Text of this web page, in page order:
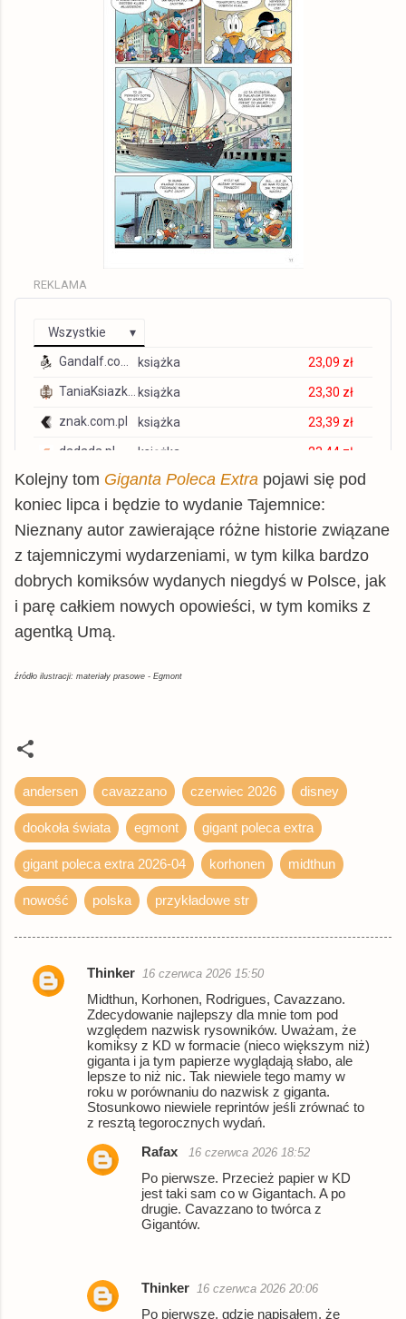
REKLAMA
Wszystkie
Gandalf.com.pl
książka
23,09 zł
TaniaKsiazka.pl
książka
23,30 zł
znak.com.pl
książka
23,39 zł
dadada.pl
książka
23,44 zł
Matras.pl
książka
23,90 zł
Allegro
książka
23,99 zł
tantis.pl
24,39 zł
książka
25,64 zł
czytam.pl
książka
26,12 zł
matfel.pl
Woblink.com książka
32,29 zł
Empik
książka 37,99 zł
Kolejny tom Giganta Poleca Extra pojawi się pod
koniec lipca i będzie to wydanie Tajemnice:
Nieznany autor zawierające różne historie związane
z tajemniczymi wydarzeniami, w tym kilka bardzo
dobrych komiksów wydanych niegdyś w Polsce, jak
i parę całkiem nowych opowieści, w tym komiks z
agentką Umą.
źródło ilustracji: materiały prasowe - Egmont
andersen cavazzano czerwiec 2026 disney
dookoła świata egmont gigant poleca extra
gigant poleca extra 2026-04 korhonen midthun
nowość polska przykładowe str
K
Thinker 16 czerwca 2026 15:50
Midthun, Korhonen, Rodrigues, Cavazzano.
Zdecydowanie najlepszy dla mnie tom pod
względem nazwisk rysowników. Uważam, że
komiksy z KD w formacie (nieco większym niż)
giganta i ja tym papierze wyglądają słabo, ale
lepsze to niż nic. Tak niewiele tego mamy w
roku w porównaniu do nazwisk z giganta.
Stosunkowo niewiele reprintów jeśli zrównać to
z resztą tegorocznych wydań.
Rafax
16 czerwca 2026 18:52
Po pierwsze. Przecież papier w KD
jest taki sam co w Gigantach. A po
drugie. Cavazzano to twórca z
Gigantów.
Thinker 16 czerwca 2026 20:06
Po pierwsze, gdzie napisałem, że